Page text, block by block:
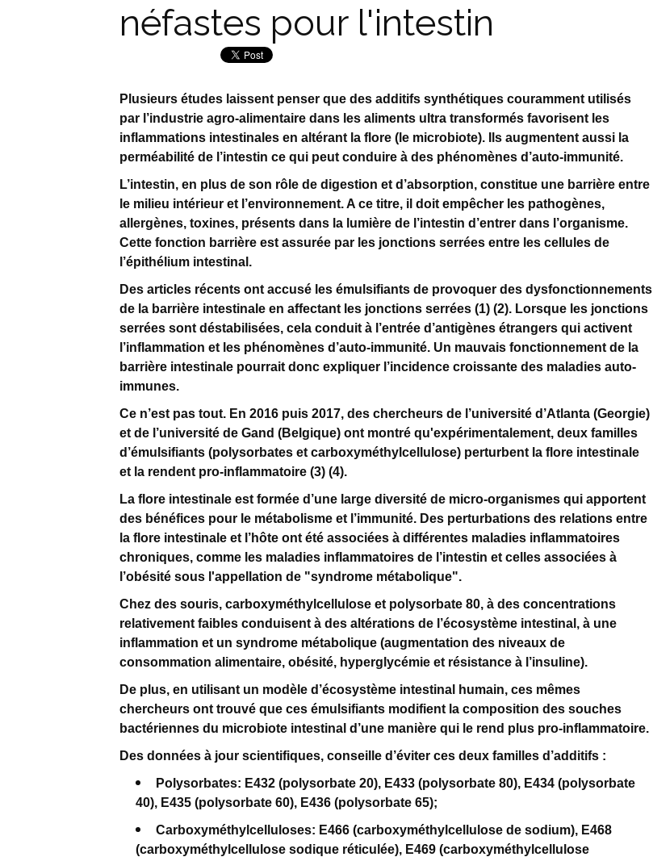
néfastes pour l'intestin
Plusieurs études laissent penser que des additifs synthétiques couramment utilisés
par l’industrie agro-alimentaire dans les aliments ultra transformés favorisent les
inflammations intestinales en altérant la flore (le microbiote). Ils augmentent aussi la
perméabilité de l’intestin ce qui peut conduire à des phénomènes d’auto-immunité.
L’intestin, en plus de son rôle de digestion et d’absorption, constitue une barrière entre
le milieu intérieur et l’environnement. A ce titre, il doit empêcher les pathogènes,
allergènes, toxines, présents dans la lumière de l’intestin d’entrer dans l’organisme.
Cette fonction barrière est assurée par les jonctions serrées entre les cellules de
l’épithélium intestinal.
Des articles récents ont accusé les émulsifiants de provoquer des dysfonctionnements
de la barrière intestinale en affectant les jonctions serrées (1) (2). Lorsque les jonctions
serrées sont déstabilisées, cela conduit à l’entrée d’antigènes étrangers qui activent
l’inflammation et les phénomènes d’auto-immunité. Un mauvais fonctionnement de la
barrière intestinale pourrait donc expliquer l’incidence croissante des maladies auto-
immunes.
Ce n’est pas tout. En 2016 puis 2017, des chercheurs de l’université d’Atlanta (Georgie)
et de l’université de Gand (Belgique) ont montré qu'expérimentalement, deux familles
d’émulsifiants (polysorbates et carboxyméthylcellulose) perturbent la flore intestinale
et la rendent pro-inflammatoire (3) (4).
La flore intestinale est formée d’une large diversité de micro-organismes qui apportent
des bénéfices pour le métabolisme et l’immunité. Des perturbations des relations entre
la flore intestinale et l’hôte ont été associées à différentes maladies inflammatoires
chroniques, comme les maladies inflammatoires de l’intestin et celles associées à
l’obésité sous l'appellation de "syndrome métabolique".
Chez des souris, carboxyméthylcellulose et polysorbate 80, à des concentrations
relativement faibles conduisent à des altérations de l’écosystème intestinal, à une
inflammation et un syndrome métabolique (augmentation des niveaux de
consommation alimentaire, obésité, hyperglycémie et résistance à l’insuline).
De plus, en utilisant un modèle d’écosystème intestinal humain, ces mêmes
chercheurs ont trouvé que ces émulsifiants modifient la composition des souches
bactériennes du microbiote intestinal d’une manière qui le rend plus pro-inflammatoire.
Des données à jour scientifiques, conseille d’éviter ces deux familles d’additifs :
Polysorbates: E432 (polysorbate 20), E433 (polysorbate 80), E434 (polysorbate
40), E435 (polysorbate 60), E436 (polysorbate 65);
Carboxyméthylcelluloses: E466 (carboxyméthylcellulose de sodium), E468
(carboxyméthylcellulose sodique réticulée), E469 (carboxyméthylcellulose